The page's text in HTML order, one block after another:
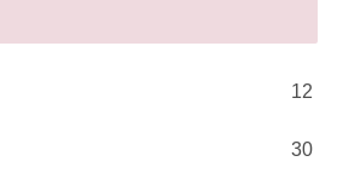
12
30